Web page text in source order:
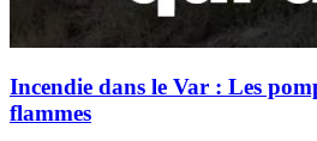
Incendie dans le Var : Les
flammes